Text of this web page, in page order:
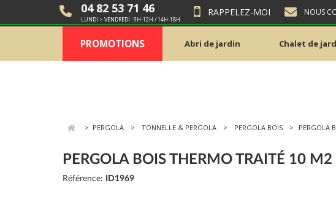
04 82 53 71 46
LUNDI > VENDREDI : 9H-12H / 14H-18H
RAPPELEZ-MOI NOUS
PROMOTIONS Abri de jardin Chalet de
> PERGOLA TONNELLE & PERGOLA PERGOLA BOIS PERGOLA
PERGOLA BOIS THERMO TRAITÉ 10 M2
Référence: ID1969